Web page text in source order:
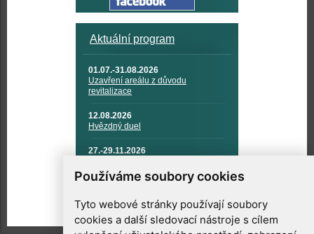
Používáme soubory cookies
Tyto webové stránky používají soubory
cookies a další sledovací nástroje s cílem
Aktuální program
01.07.-31.08.2026
Uzavření areálu z důvodu
revitalizace
12.08.2026
Hvězdný duel
27.-29.11.2026
TECHNIKA A KOSMICKÉ
TECHNOLOGIE